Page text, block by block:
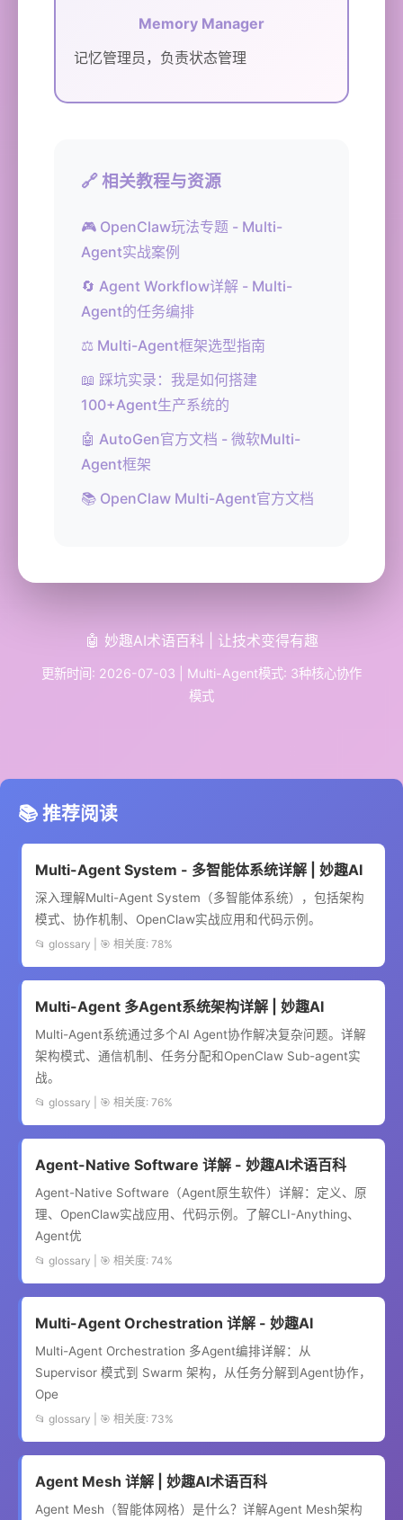
Memory Manager
记忆管理员，负责状态管理
🔗 相关教程与资源
🎮 OpenClaw玩法专题 - Multi-
Agent实战案例
🔄 Agent Workflow详解 - Multi-
Agent的任务编排
⚖️ Multi-Agent框架选型指南
📖 踩坑实录：我是如何搭建
100+Agent生产系统的
🤖 AutoGen官方文档 - 微软Multi-
Agent框架
📚 OpenClaw Multi-Agent官方文档
🤖 妙趣AI术语百科 | 让技术变得有趣
更新时间: 2026-07-03 | Multi-Agent模式: 3种核心协作
模式
📚 推荐阅读
Multi-Agent System - 多智能体系统详解 | 妙趣AI
深入理解Multi-Agent System（多智能体系统），包括架构
模式、协作机制、OpenClaw实战应用和代码示例。
📂 glossary | 🎯 相关度: 78%
Multi-Agent 多Agent系统架构详解 | 妙趣AI
Multi-Agent系统通过多个AI Agent协作解决复杂问题。详解
架构模式、通信机制、任务分配和OpenClaw Sub-agent实
战。
📂 glossary | 🎯 相关度: 76%
Agent-Native Software 详解 - 妙趣AI术语百科
Agent-Native Software（Agent原生软件）详解：定义、原
理、OpenClaw实战应用、代码示例。了解CLI-Anything、
Agent优
📂 glossary | 🎯 相关度: 74%
Multi-Agent Orchestration 详解 - 妙趣AI
Multi-Agent Orchestration 多Agent编排详解：从
Supervisor 模式到 Swarm 架构，从任务分解到Agent协作，
Ope
📂 glossary | 🎯 相关度: 73%
Agent Mesh 详解 | 妙趣AI术语百科
Agent Mesh（智能体网格）是什么？详解Agent Mesh架构